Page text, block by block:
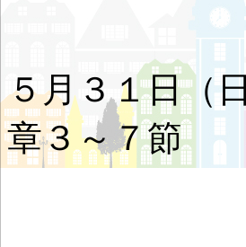
５月３１
章３～７